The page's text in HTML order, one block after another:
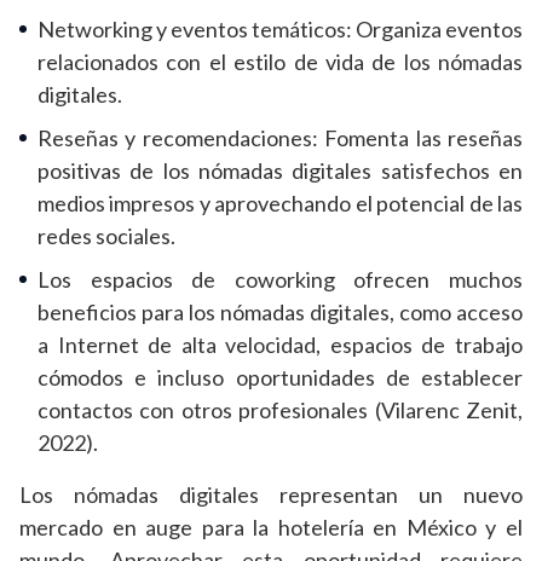
Networking y eventos temáticos: Organiza eventos
relacionados con el estilo de vida de los nómadas
digitales.
Reseñas y recomendaciones: Fomenta las reseñas
positivas de los nómadas digitales satisfechos en
medios impresos y aprovechando el potencial de las
redes sociales.
Los espacios de coworking ofrecen muchos
beneficios para los nómadas digitales, como acceso
a Internet de alta velocidad, espacios de trabajo
cómodos e incluso oportunidades de establecer
contactos con otros profesionales (Vilarenc Zenit,
2022).
Los nómadas digitales representan un nuevo
mercado en auge para la hotelería en México y el